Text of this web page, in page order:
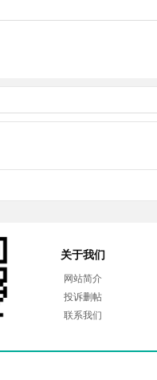
关于我们
网站简介
投诉删帖
联系我们